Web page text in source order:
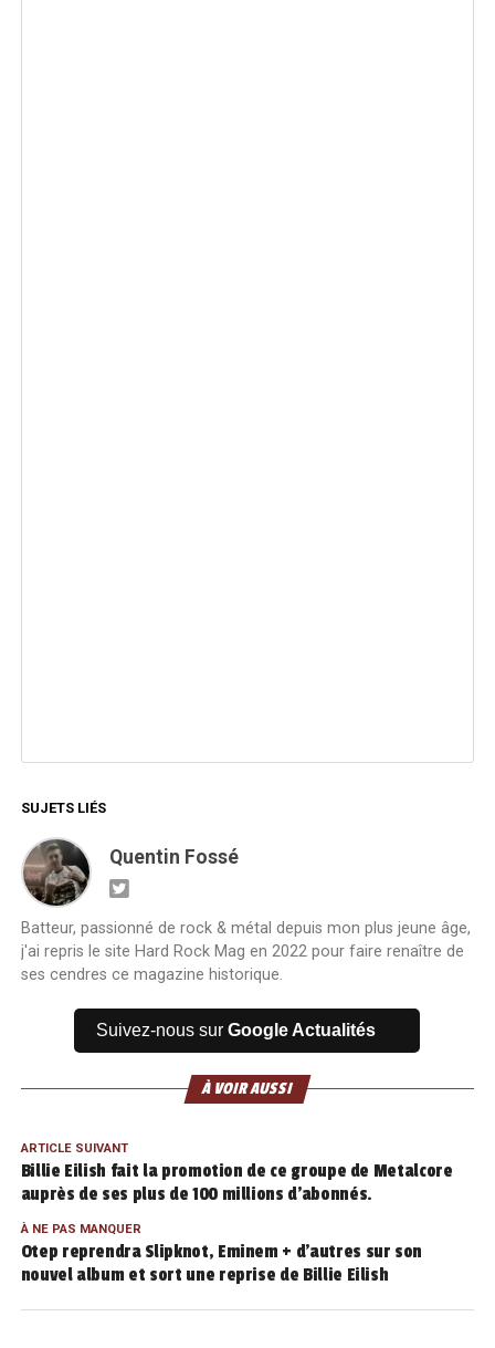
SUJETS LIÉS
Quentin Fossé
Batteur, passionné de rock & métal depuis mon plus jeune âge,
j'ai repris le site Hard Rock Mag en 2022 pour faire renaître de
ses cendres ce magazine historique.
Suivez-nous surGoogle Actualités
À VOIR AUSSI
ARTICLE SUIVANT
Billie Eilish fait la promotion de ce groupe de Metalcore
auprès de ses plus de 100 millions d’abonnés.
À NE PAS MANQUER
Otep reprendra Slipknot, Eminem + d’autres sur son
nouvel album et sort une reprise de Billie Eilish